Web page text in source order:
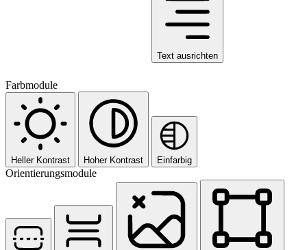
Text ausrichten
Farbmodule
Heller Kontrast Hoher Kontrast Einfarbig
Orientierungsmodule